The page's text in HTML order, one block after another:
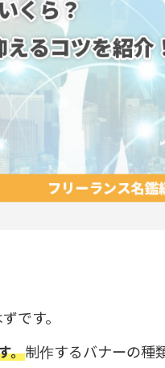
です。
。制作するバナーの種